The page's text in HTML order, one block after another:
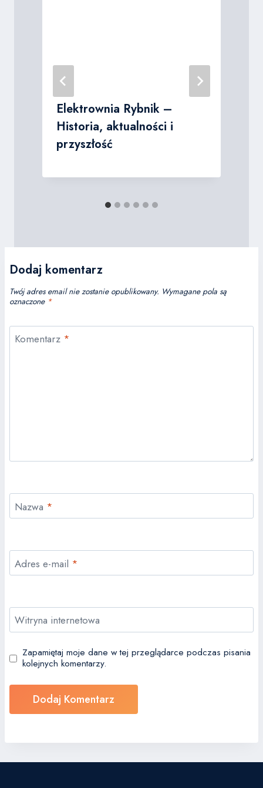
Elektrownia Rybnik –
Historia, aktualności i
przyszłość
Dodaj komentarz
Twój adres email nie zostanie opublikowany. Wymagane pola są
oznaczone *
Komentarz *
Nazwa *
Adres e-mail *
Witryna internetowa
Zapamiętaj moje dane w tej przeglądarce podczas pisania
kolejnych komentarzy.